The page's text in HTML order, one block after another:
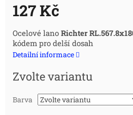
127 Kč
Měrná
cena:
Ocelové lano Richter
kódem pro delší dosah
Detailní informace
Zvolte variantu
Barva